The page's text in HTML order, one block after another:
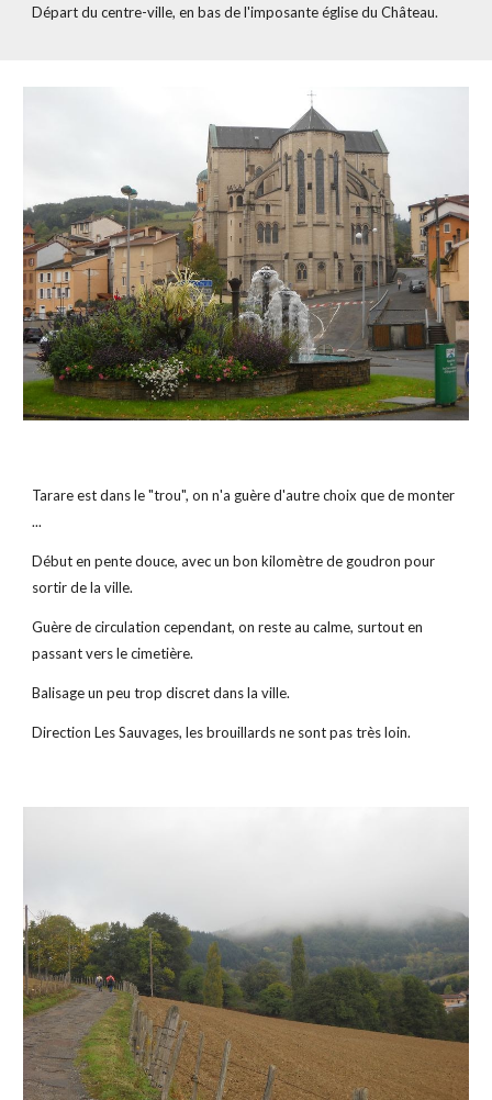
Départ du centre-ville, en bas de l'imposante église du Château.
Tarare est dans le "trou", on n'a guère d'autre choix que de monter
...
Début en pente douce, avec un bon kilomètre de goudron pour
sortir de la ville.
Guère de circulation cependant, on reste au calme, surtout en
passant vers le cimetière.
Balisage un peu trop discret dans la ville.
Direction Les Sauvages, les brouillards ne sont pas très loin.